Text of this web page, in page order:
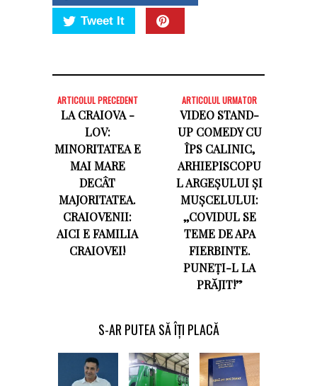
Tweet It
ARTICOLUL PRECEDENT
LA CRAIOVA -
LOV:
MINORITATEA E
MAI MARE
DECÂT
MAJORITATEA.
CRAIOVENII:
AICI E FAMILIA
CRAIOVEI!
ARTICOLUL URMATOR
VIDEO STAND-
UP COMEDY CU
ÎPS CALINIC,
ARHIEPISCOPU
L ARGEȘULUI ȘI
MUȘCELULUI:
,,COVIDUL SE
TEME DE APA
FIERBINTE.
PUNEȚI-L LA
PRĂJIT!”
S-AR PUTEA SĂ ÎȚI PLACĂ